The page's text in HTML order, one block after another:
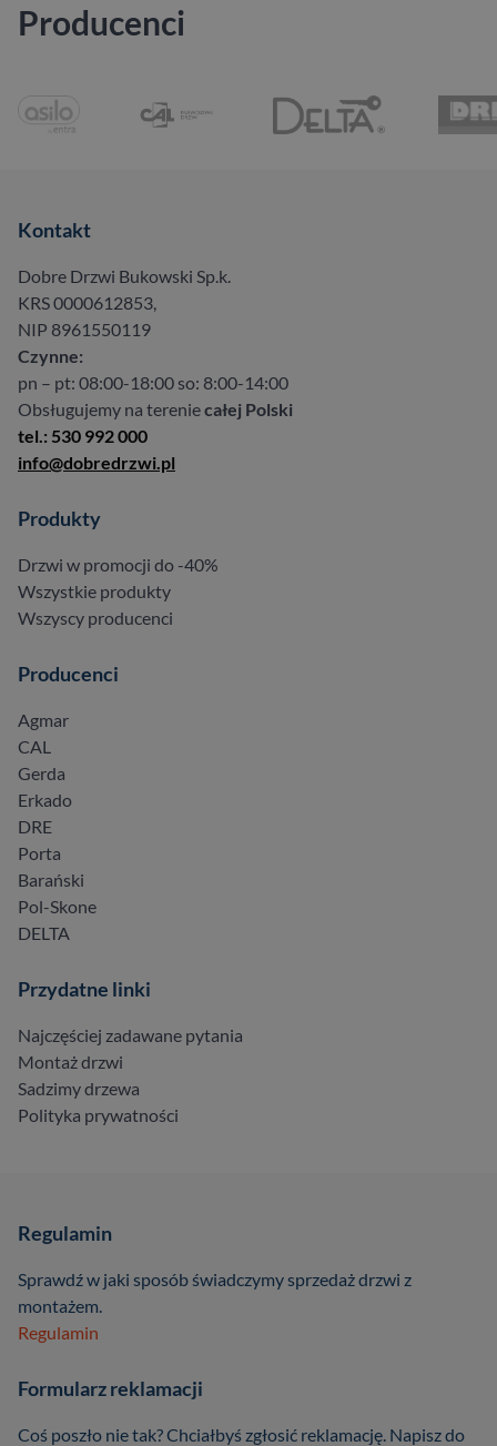
Producenci
Kontakt
Dobre Drzwi Bukowski Sp.k.
KRS 0000612853,
NIP 8961550119
Czynne:
pn – pt: 08:00-18:00 so: 8:00-14:00
Obsługujemy na tereniecałej Polski
tel.: 530 992 000
info@dobredrzwi.pl
Produkty
Drzwi w promocji do -40%
Wszystkie produkty
Wszyscy producenci
Producenci
Agmar
CAL
Gerda
Erkado
DRE
Porta
Barański
Pol-Skone
DELTA
Przydatne linki
Najczęściej zadawane pytania
Montaż drzwi
Sadzimy drzewa
Polityka prywatności
Regulamin
Sprawdź w jaki sposób świadczymy sprzedaż drzwi z
montażem.
Regulamin
Formularz reklamacji
Coś poszło nie tak? Chciałbyś zgłosić reklamację. Napisz do